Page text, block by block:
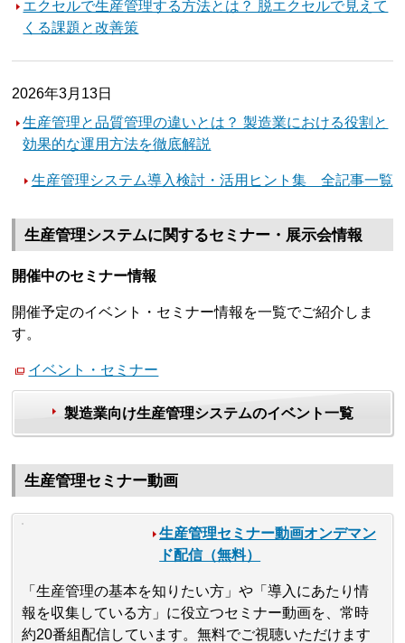
エクセルで生産管理する方法とは？ 脱エクセルで見えて
くる課題と改善策
2026年3月13日
生産管理と品質管理の違いとは？ 製造業における役割と
効果的な運用方法を徹底解説
生産管理システム導入検討・活用ヒント集 全記事一覧
生産管理システムに関するセミナー・展示会情報
開催中のセミナー情報
開催予定のイベント・セミナー情報を一覧でご紹介しま
す。
イベント・セミナー
製造業向け生産管理システムのイベント一覧
生産管理セミナー動画
生産管理セミナー動画オンデマン
ド配信（無料）
「生産管理の基本を知りたい方」や「導入にあたり情
報を収集している方」に役立つセミナー動画を、常時
約20番組配信しています。無料でご視聴いただけます